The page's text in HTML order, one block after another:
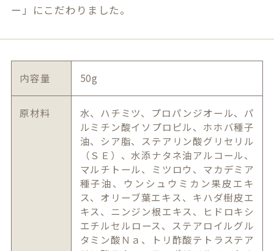
ー」にこだわりました。
内容量 50g
原材料
水、ハチミツ、プロパンジオール、パ
ルミチン酸イソプロピル、ホホバ種子
油、シア脂、ステアリン酸グリセリル
（ＳＥ）、水添ナタネ油アルコール、
マルチトール、ミツロウ、マカデミア
種子油、ウンシュウミカン果皮エキ
ス、オリーブ葉エキス、キハダ樹皮エ
キス、ニンジン根エキス、ヒドロキシ
エチルセルロース、ステアロイルグル
タミン酸Ｎａ、トリ酢酸テトラステア